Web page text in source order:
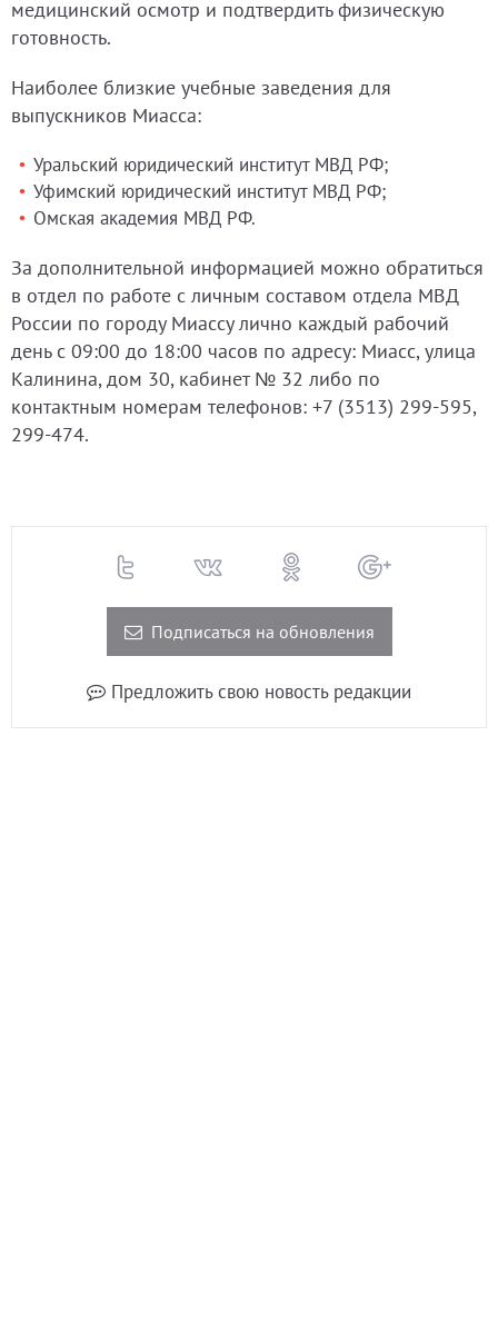
медицинский осмотр и подтвердить физическую
готовность.
Наиболее близкие учебные заведения для
выпускников Миасса:
Уральский юридический институт МВД РФ;
Уфимский юридический институт МВД РФ;
Омская академия МВД РФ.
За дополнительной информацией можно обратиться
в отдел по работе с личным составом отдела МВД
России по городу Миассу лично каждый рабочий
день с 09:00 до 18:00 часов по адресу: Миасс, улица
Калинина, дом 30, кабинет № 32 либо по
контактным номерам телефонов: +7 (3513) 299-595,
299-474.
Подписаться на обновления
Предложить свою новость редакции